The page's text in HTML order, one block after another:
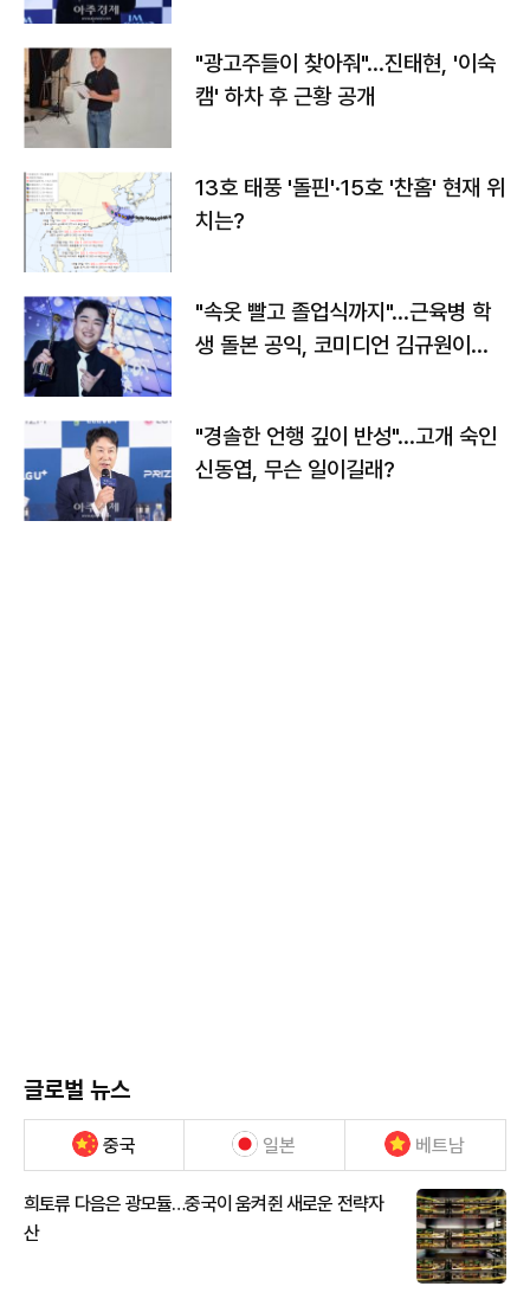
"광고주들이 찾아줘"…진태현, '이숙
캠' 하차 후 근황 공개
13호 태풍 '돌핀'·15호 '찬홈' 현재 위
치는?
"속옷 빨고 졸업식까지"…근육병 학
생 돌본 공익, 코미디언 김규원이었
"경솔한 언행 깊이 반성"…고개 숙인
신동엽, 무슨 일이길래?
글로벌 뉴스
중국 일본 베트남
희토류 다음은 광모듈…중국이 움켜쥔 새로운 전략자
산